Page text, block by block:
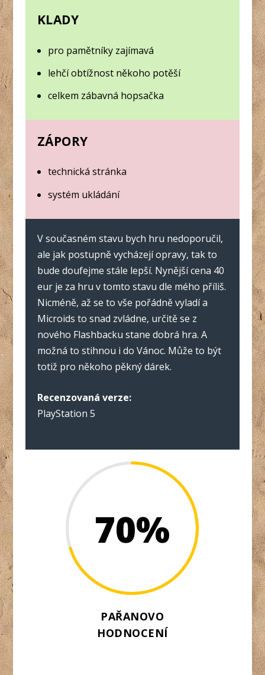
KLADY
pro pamětníky zajímavá
lehčí obtížnost někoho potěší
celkem zábavná hopsačka
ZÁPORY
technická stránka
systém ukládání
V současném stavu bych hru nedoporučil,
ale jak postupně vycházejí opravy, tak to
bude doufejme stále lepší. Nynější cena 40
eur je za hru v tomto stavu dle mého příliš.
Nicméně, až se to vše pořádně vyladí a
Microids to snad zvládne, určitě se z
nového Flashbacku stane dobrá hra. A
možná to stihnou i do Vánoc. Může to být
totiž pro někoho pěkný dárek.
Recenzovaná verze:
PlayStation 5
70%
PAŘANOVO
HODNOCENÍ